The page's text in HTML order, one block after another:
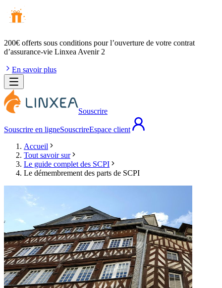
200€ offerts sous conditions pour l’ouverture de votre contrat
d’assurance-vie Linxea Avenir 2
En savoir plus
Souscrire
Souscrire en ligneSouscrireEspace client
Accueil
Tout savoir sur
Le guide complet des SCPI
Le démembrement des parts de SCPI